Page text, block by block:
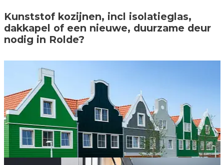
Kunststof kozijnen, incl isolatieglas,
dakkapel of een nieuwe, duurzame deur
nodig in Rolde?